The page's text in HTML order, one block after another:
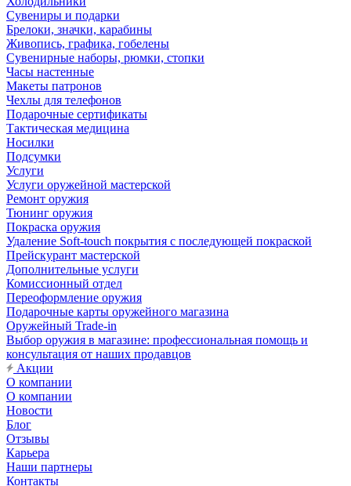
Сувениры и подарки
Брелоки, значки, карабины
Живопись, графика, гобелены
Сувенирные наборы, рюмки, стопки
Часы настенные
Макеты патронов
Чехлы для телефонов
Подарочные сертификаты
Тактическая медицина
Носилки
Подсумки
Услуги
Услуги оружейной мастерской
Ремонт оружия
Тюнинг оружия
Покраска оружия
Удаление Soft-touch покрытия с последующей покраской
Прейскурант мастерской
Дополнительные услуги
Комиссионный отдел
Переоформление оружия
Подарочные карты оружейного магазина
Оружейный Trade-in
Выбор оружия в магазине: профессиональная помощь и
консультация от наших продавцов
Акции
О компании
О компании
Новости
Блог
Отзывы
Карьера
Наши партнеры
Контакты